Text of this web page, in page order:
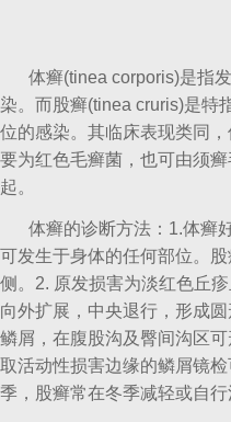
体癣(tinea corporis)是指
染。而股癣(tinea cruris)是特
位的感染。其临床表现类同
要为红色毛癣菌，也可由须
起。
体癣的诊断方法：1.体癣
可发生于身体的任何部位。
侧。2. 原发损害为淡红色丘
向外扩展，中央退行，形成
鳞屑，在腹股沟及臀间沟区
取活动性损害边缘的鳞屑镜
季，股癣常在冬季减轻或自行